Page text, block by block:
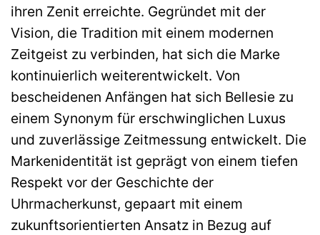
ihren Zenit erreichte. Gegründet mit der
Vision, die Tradition mit einem modernen
Zeitgeist zu verbinden, hat sich die Marke
kontinuierlich weiterentwickelt. Von
bescheidenen Anfängen hat sich Bellesie zu
einem Synonym für erschwinglichen Luxus
und zuverlässige Zeitmessung entwickelt. Die
Markenidentität ist geprägt von einem tiefen
Respekt vor der Geschichte der
Uhrmacherkunst, gepaart mit einem
zukunftsorientierten Ansatz in Bezug auf